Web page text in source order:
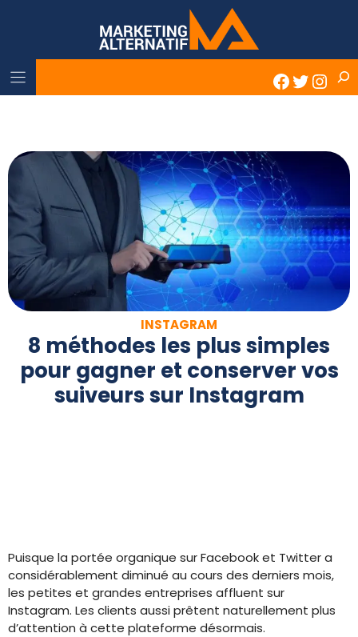
Twitter
INSTAGRAM
8 méthodes les plus simples
pour gagner et conserver vos
suiveurs sur Instagram
Puisque la portée organique sur Facebook et Twitter a
considérablement diminué au cours des derniers mois,
les petites et grandes entreprises affluent sur
Instagram. Les clients aussi prêtent naturellement plus
d’attention à cette plateforme désormais.